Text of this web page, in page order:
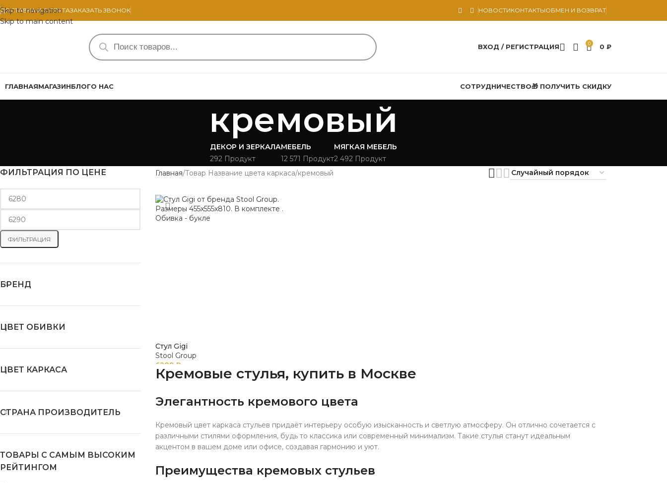
Skip to navigation
Skip to main content
ДОСТАВКА И ОПЛАТАЗАКАЗАТЬ ЗВОНОК НОВОСТИКОНТАКТЫОБМЕН И ВОЗВРАТ
ВХОД / РЕГИСТРАЦИЯ 0 0 ₽
ГЛАВНАЯМАГАЗИНБЛОГО НАС СОТРУДНИЧЕСТВО🎁 ПОЛУЧИТЬ СКИДКУ
кремовый
ДЕКОР И ЗЕРКАЛА
292 Продукт
МЕБЕЛЬ
12 571 Продукт
МЯГКАЯ МЕБЕЛЬ
2 492 Продукт
ФИЛЬТРАЦИЯ ПО ЦЕНЕ
ФИЛЬТРАЦИЯ
БРЕНД
ЦВЕТ ОБИВКИ
ЦВЕТ КАРКАСА
СТРАНА ПРОИЗВОДИТЕЛЬ
ТОВАРЫ С САМЫМ ВЫСОКИМ
РЕЙТИНГОМ
Главная Товар Название цвета каркаса кремовый
Стул Gigi
Stool Group
6289 ₽
Кремовые стулья, купить в Москве
Элегантность кремового цвета
Кремовый цвет каркаса стульев придаёт интерьеру особую изысканность и светлую атмосферу. Он отлично сочетается с
различными стилями оформления, будь то классика или современный минимализм. Такие стулья станут идеальным
акцентом в вашем доме или офисе, создавая гармонию и уют.
Преимущества кремовых стульев